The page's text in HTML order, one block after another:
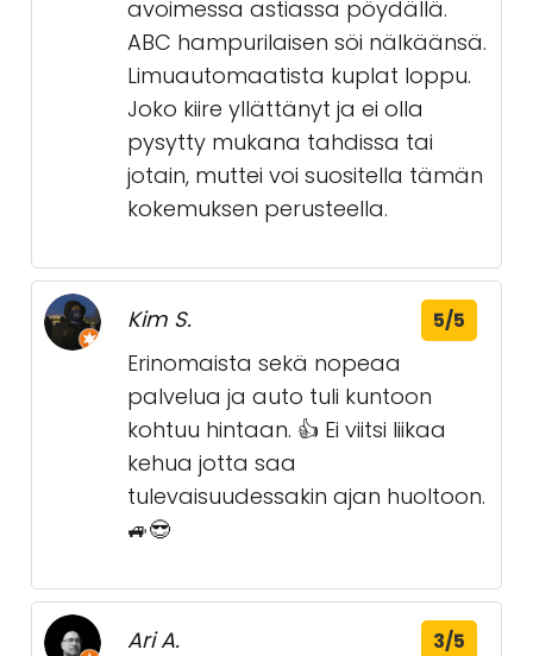
avoimessa astiassa pöydällä.
ABC hampurilaisen söi nälkäänsä.
Limuautomaatista kuplat loppu.
Joko kiire yllättänyt ja ei olla
pysytty mukana tahdissa tai
jotain, muttei voi suositella tämän
kokemuksen perusteella.
Kim S. 5/5
Erinomaista sekä nopeaa
palvelua ja auto tuli kuntoon
kohtuu hintaan. 👍 Ei viitsi liikaa
kehua jotta saa
tulevaisuudessakin ajan huoltoon.
🚙😎
Ari A. 3/5